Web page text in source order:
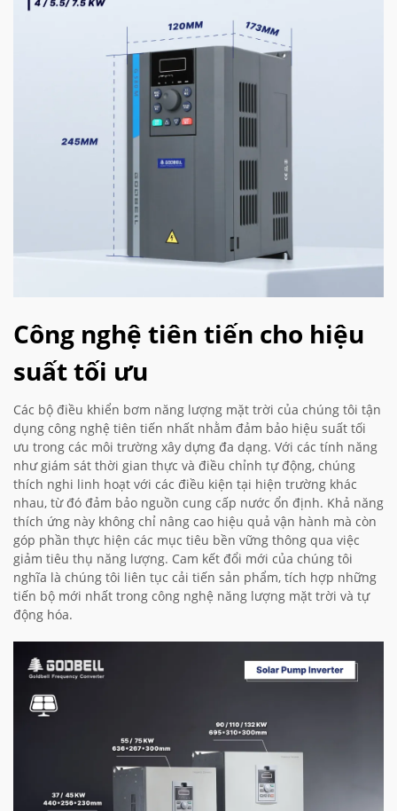
Công nghệ tiên tiến cho hiệu
suất tối ưu
Các bộ điều khiển bơm năng lượng mặt trời của chúng tôi tận
dụng công nghệ tiên tiến nhất nhằm đảm bảo hiệu suất tối
ưu trong các môi trường xây dựng đa dạng. Với các tính năng
như giám sát thời gian thực và điều chỉnh tự động, chúng
thích nghi linh hoạt với các điều kiện tại hiện trường khác
nhau, từ đó đảm bảo nguồn cung cấp nước ổn định. Khả năng
thích ứng này không chỉ nâng cao hiệu quả vận hành mà còn
góp phần thực hiện các mục tiêu bền vững thông qua việc
giảm tiêu thụ năng lượng. Cam kết đổi mới của chúng tôi
nghĩa là chúng tôi liên tục cải tiến sản phẩm, tích hợp những
tiến bộ mới nhất trong công nghệ năng lượng mặt trời và tự
động hóa.